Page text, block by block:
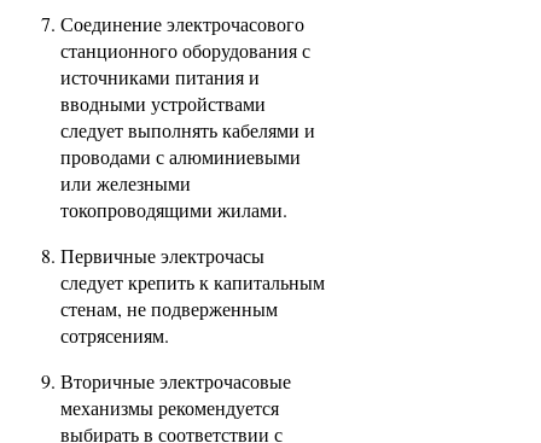
Соединение электрочасового
станционного оборудования с
источниками питания и
вводными устройствами
следует выполнять кабелями и
проводами с алюминиевыми
или железными
токопроводящими жилами.
Первичные электрочасы
следует крепить к капитальным
стенам, не подверженным
сотрясениям.
Вторичные электрочасовые
механизмы рекомендуется
выбирать в соответствии с